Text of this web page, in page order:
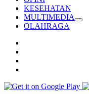
KESEHATAN
MULTIMEDIA
OLAHRAGA